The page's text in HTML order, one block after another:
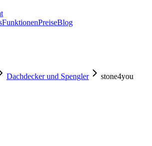
FunktionenPreiseBlog
Dachdecker und Spengler
stone4you